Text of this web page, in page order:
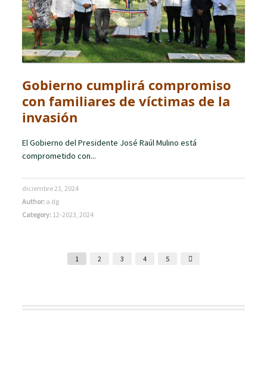
Gobierno cumplirá compromiso
con familiares de víctimas de la
invasión
El Gobierno del Presidente José Raúl Mulino está
comprometido con...
diciembre 21, 2024
Author: a dg
Category: 12-2023,2024
1 2 3 4 5